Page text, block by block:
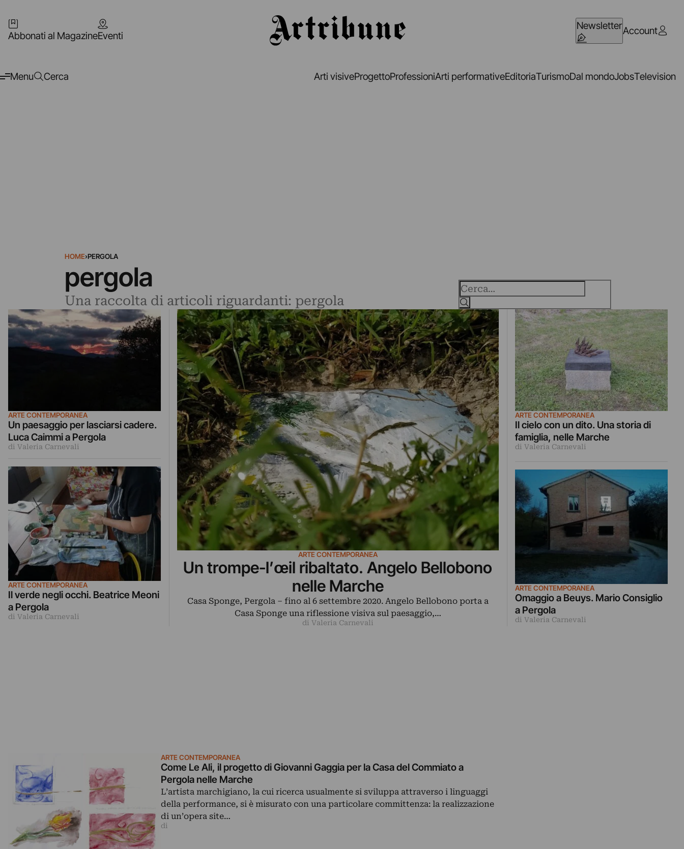
Abbonati al MagazineEventi
NewsletterAccount
Menu Cerca Arti visiveProgettoProfessioniArti performativeEditoriaTurismoDal mondoJobsTelevision
HOME›PERGOLA
pergola
Una raccolta di articoli riguardanti: pergola
Cerca
ARTE CONTEMPORANEA
Un trompe-l’œil ribaltato. Angelo Bellobono
nelle Marche
Casa Sponge, Pergola – fino al 6 settembre 2020. Angelo Bellobono porta a
Casa Sponge una riflessione visiva sul paesaggio,…
di Valeria Carnevali
ARTE CONTEMPORANEA
Un paesaggio per lasciarsi cadere.
Luca Caimmi a Pergola
di Valeria Carnevali
ARTE CONTEMPORANEA
Il verde negli occhi. Beatrice Meoni
a Pergola
di Valeria Carnevali
ARTE CONTEMPORANEA
Il cielo con un dito. Una storia di
famiglia, nelle Marche
di Valeria Carnevali
ARTE CONTEMPORANEA
Omaggio a Beuys. Mario Consiglio
a Pergola
di Valeria Carnevali
ARTE CONTEMPORANEA
Come Le Ali, il progetto di Giovanni Gaggia per la Casa del Commiato a
Pergola nelle Marche
L’artista marchigiano, la cui ricerca usualmente si sviluppa attraverso i linguaggi
della performance, si è misurato con una particolare committenza: la realizzazione
di un’opera site…
di